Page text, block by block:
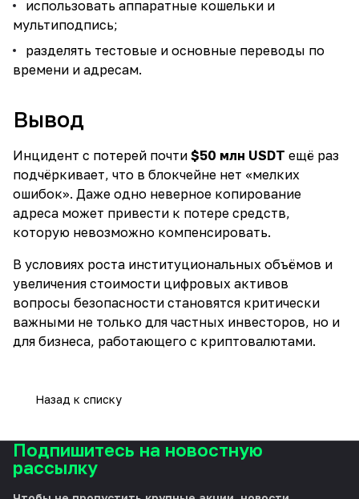
использовать аппаратные кошельки и
мультиподпись;
разделять тестовые и основные переводы по
времени и адресам.
Вывод
Инцидент с потерей почти $50 млн USDT ещё раз
подчёркивает, что в блокчейне нет «мелких
ошибок». Даже одно неверное копирование
адреса может привести к потере средств,
которую невозможно компенсировать.
В условиях роста институциональных объёмов и
увеличения стоимости цифровых активов
вопросы безопасности становятся критически
важными не только для частных инвесторов, но и
для бизнеса, работающего с криптовалютами.
Назад к списку
Подпишитесь на новостную
рассылку